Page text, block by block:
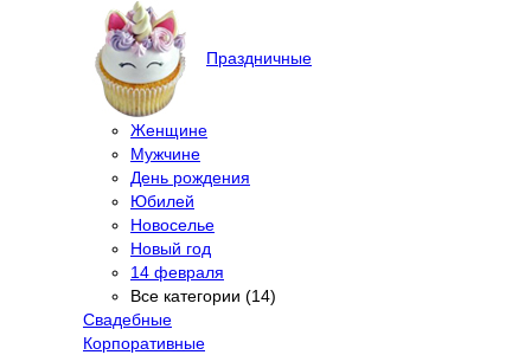
Праздничные
Женщине
Мужчине
День рождения
Юбилей
Новоселье
Новый год
14 февраля
Все категории (14)
Свадебные
Корпоративные